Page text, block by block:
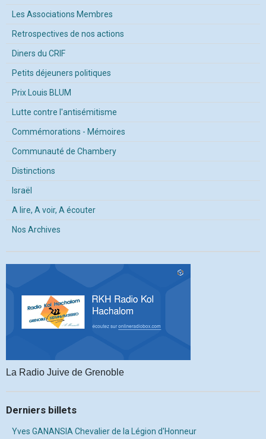
Les Associations Membres
Retrospectives de nos actions
Diners du CRIF
Petits déjeuners politiques
Prix Louis BLUM
Lutte contre l'antisémitisme
Commémorations - Mémoires
Communauté de Chambery
Distinctions
Israël
A lire, A voir, A écouter
Nos Archives
La Radio Juive de Grenoble
Derniers billets
Yves GANANSIA Chevalier de la Légion d'Honneur